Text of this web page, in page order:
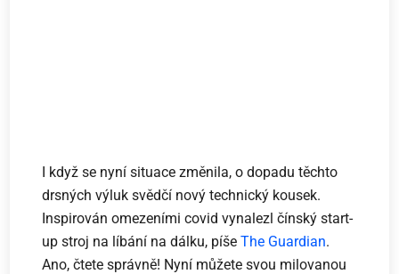
I když se nyní situace změnila, o dopadu těchto
drsných výluk svědčí nový technický kousek.
Inspirován omezeními covid vynalezl čínský start-
up stroj na líbání na dálku, píšeThe Guardian.
Ano, čtete správně! Nyní můžete svou milovanou